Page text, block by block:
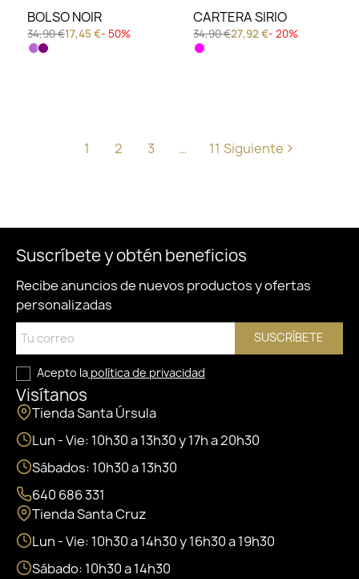
BOLSO NOIR
34,90 €17,45 €- 50%
CARTERA SIRIO
34,90 €27,92 €- 20%
1 2 3 … 11 Siguiente
Suscríbete y obtén beneficios
Recibe anuncios de nuevos productos y ofertas
personalizadas
SUSCRÍBETE
Acepto la política de privacidad
Visítanos
Tienda Santa Úrsula
Lun - Vie: 10h30 a 13h30 y 17h a 20h30
Sábados: 10h30 a 13h30
640 686 331
Tienda Santa Cruz
Lun - Vie: 10h30 a 14h30 y 16h30 a 19h30
Sábado: 10h30 a 14h30